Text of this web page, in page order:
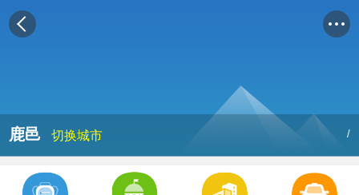
鹿邑 切换城市 /